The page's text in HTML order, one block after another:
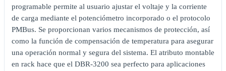
programable permite al usuario ajustar el voltaje y la corriente
de carga mediante el potenciómetro incorporado o el protocolo
PMBus. Se proporcionan varios mecanismos de protección, así
como la función de compensación de temperatura para asegurar
una operación normal y segura del sistema. El atributo montable
en rack hace que el DBR-3200 sea perfecto para aplicaciones